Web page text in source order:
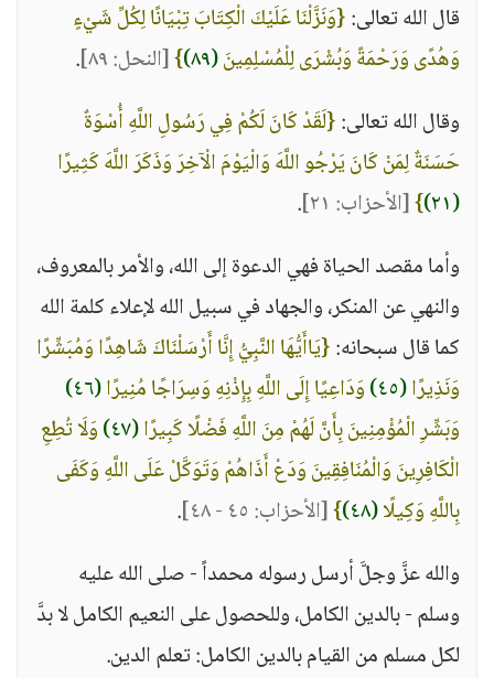
قال الله تعالى:{وَنَزَّلْنَا عَلَيْكَ الْكِتَابَ تِبْيَانًا لِكُلِّ شَيْءٍ
وَهُدًى وَرَحْمَةً وَبُشْرَى لِلْمُسْلِمِينَ(٨٩) }[النحل: ٨٩]
.
وقال الله تعالى:{لَقَدْ كَانَ لَكُمْ فِي رَسُولِ اللَّهِ أُسْوَةٌ
حَسَنَةٌ لِمَنْ كَانَ يَرْجُو اللَّهَ وَالْيَوْمَ الْآخِرَ وَذَكَرَ اللَّهَ كَثِيرًا
(٢١)
}[الأحزاب: ٢١]
.
وأما مقصد الحياة فهي الدعوة إلى الله، والأمر بالمعروف،
والنهي عن المنكر، والجهاد في سبيل الله لإعلاء كلمة الله
كما قال سبحانه:{يَاأَيُّهَا النَّبِيُّ إِنَّا أَرْسَلْنَاكَ شَاهِدًا وَمُبَشِّرًا
وَنَذِيرًا(٤٥) وَدَاعِيًا إِلَى اللَّهِ بِإِذْنِهِ وَسِرَاجًا مُنِيرًا(٤٦)
وَبَشِّرِ الْمُؤْمِنِينَ بِأَنَّ لَهُمْ مِنَ اللَّهِ فَضْلًا كَبِيرًا(٤٧)
وَلَا تُطِعِ
الْكَافِرِينَ وَالْمُنَافِقِينَ وَدَعْ أَذَاهُمْ وَتَوَكَّلْ عَلَى اللَّهِ وَكَفَى
بِاللَّهِ وَكِيلًا(٤٨) }[الأحزاب: ٤٥ - ٤٨]
.
والله عزَّ وجلَّ أرسل رسوله محمداً - صلى الله عليه
وسلم - بالدين الكامل، وللحصول على النعيم الكامل لا بدَّ
لكل مسلم من القيام بالدين الكامل: تعلم الدين.